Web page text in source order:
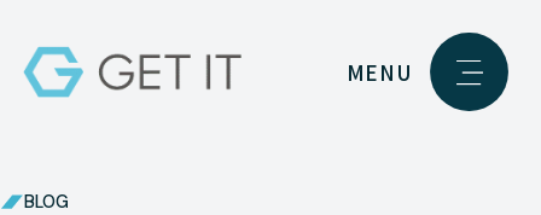
MENU
BLOG